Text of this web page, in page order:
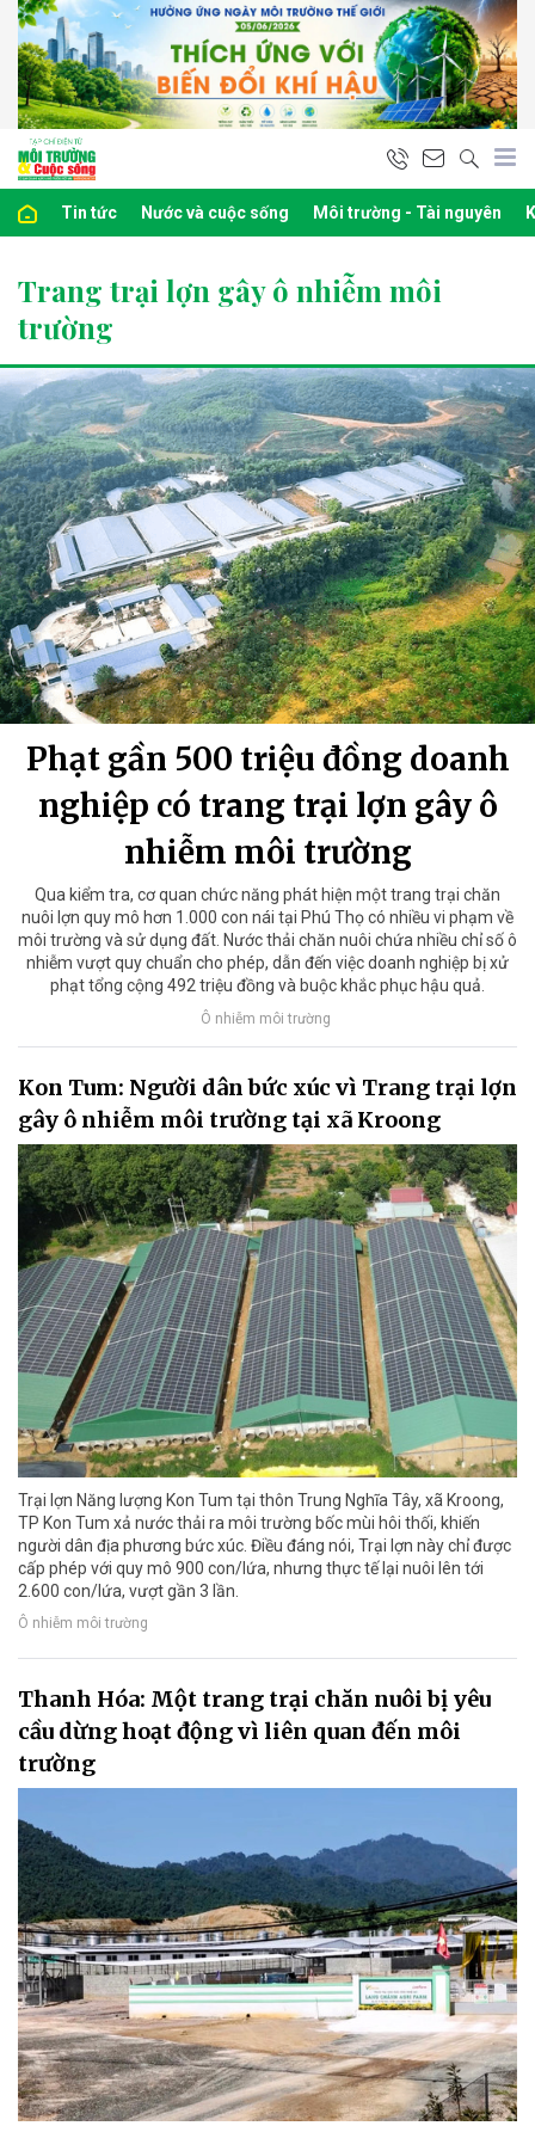
Tin tức Nước và cuộc sống Môi trường - Tài nguyên
Trang trại lợn gây ô nhiễm môi
trường
Phạt gần 500 triệu đồng doanh
nghiệp có trang trại lợn gây ô
nhiễm môi trường
Qua kiểm tra, cơ quan chức năng phát hiện một trang trại chăn
nuôi lợn quy mô hơn 1.000 con nái tại Phú Thọ có nhiều vi phạm về
môi trường và sử dụng đất. Nước thải chăn nuôi chứa nhiều chỉ số ô
nhiễm vượt quy chuẩn cho phép, dẫn đến việc doanh nghiệp bị xử
phạt tổng cộng 492 triệu đồng và buộc khắc phục hậu quả.
Ô nhiễm môi trường
Kon Tum: Người dân bức xúc vì Trang trại lợn
gây ô nhiễm môi trường tại xã Kroong
Trại lợn Năng lượng Kon Tum tại thôn Trung Nghĩa Tây, xã Kroong,
TP Kon Tum xả nước thải ra môi trường bốc mùi hôi thối, khiến
người dân địa phương bức xúc. Điều đáng nói, Trại lợn này chỉ được
cấp phép với quy mô 900 con/lứa, nhưng thực tế lại nuôi lên tới
2.600 con/lứa, vượt gần 3 lần.
Ô nhiễm môi trường
Thanh Hóa: Một trang trại chăn nuôi bị yêu
cầu dừng hoạt động vì liên quan đến môi
trường